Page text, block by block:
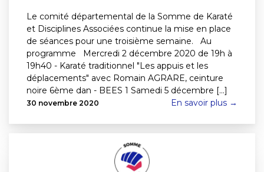
Le comité départemental de la Somme de Karaté
et Disciplines Associées continue la mise en place
de séances pour une troisième semaine. Au
programme Mercredi 2 décembre 2020 de 19h à
19h40 - Karaté traditionnel "Les appuis et les
déplacements" avec Romain AGRARE, ceinture
noire 6ème dan - BEES 1 Samedi 5 décembre [...]
30 novembre 2020 En savoir plus →